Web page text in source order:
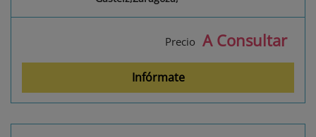
Precio A Consultar
Infórmate